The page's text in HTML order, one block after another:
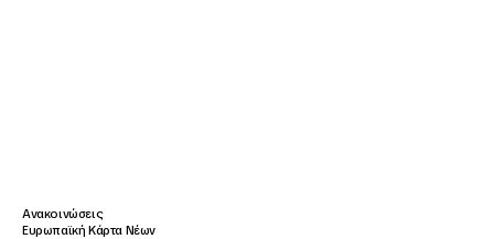
Ανακοινώσεις
Ευρωπαϊκή Κάρτα Νέων